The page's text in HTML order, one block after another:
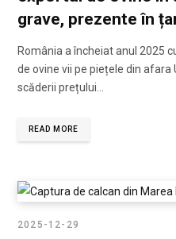
grave, prezente în
România a încheiat anul 2025
de ovine vii pe piețele din afara
scăderii prețului…
READ MORE
2025-12-29